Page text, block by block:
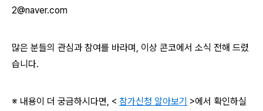
2@naver.com
많은 분들의 관심과 참여를 바라며, 이상 콘코에서 소식 전해 드렸
습니다.
※ 내용이 더 궁금하시다면, < 참가신청 알아보기 >에서 확인하실